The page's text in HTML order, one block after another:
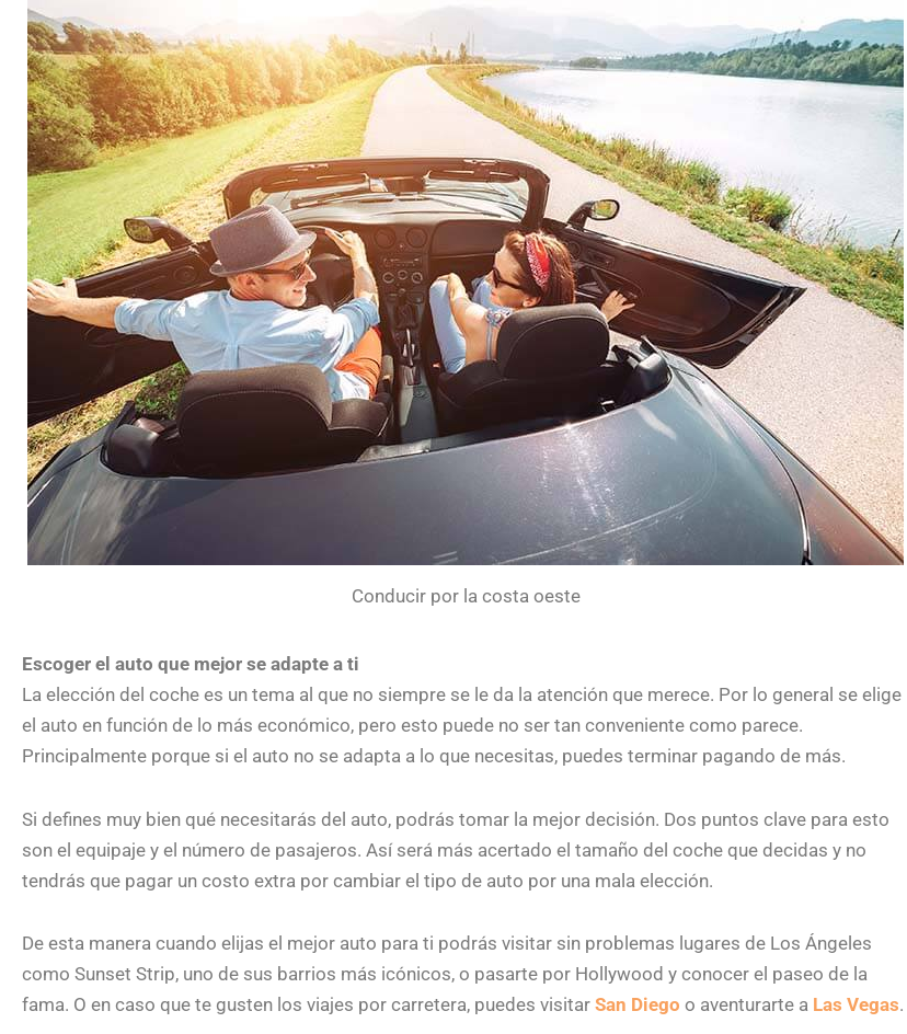
Conducir por la costa oeste
Escoger el auto que mejor se adapte a ti
La elección del coche es un tema al que no siempre se le da la atención que merece. Por lo general se elige
el auto en función de lo más económico, pero esto puede no ser tan conveniente como parece.
Principalmente porque si el auto no se adapta a lo que necesitas, puedes terminar pagando de más.
Si defines muy bien qué necesitarás del auto, podrás tomar la mejor decisión. Dos puntos clave para esto
son el equipaje y el número de pasajeros. Así será más acertado el tamaño del coche que decidas y no
tendrás que pagar un costo extra por cambiar el tipo de auto por una mala elección.
De esta manera cuando elijas el mejor auto para ti podrás visitar sin problemas lugares de Los Ángeles
como Sunset Strip, uno de sus barrios más icónicos, o pasarte por Hollywood y conocer el paseo de la
fama. O en caso que te gusten los viajes por carretera, puedes visitar San Diego o aventurarte a Las Vegas.